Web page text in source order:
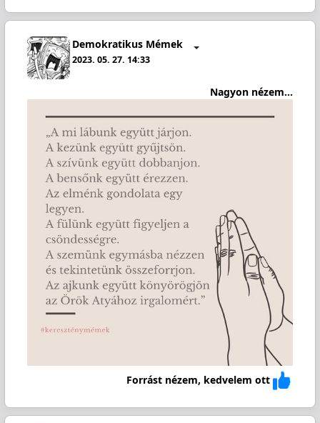
Demokratikus Mémek
2023. 05. 27. 14:33
Nagyon nézem...
Forrást nézem, kedvelem ott